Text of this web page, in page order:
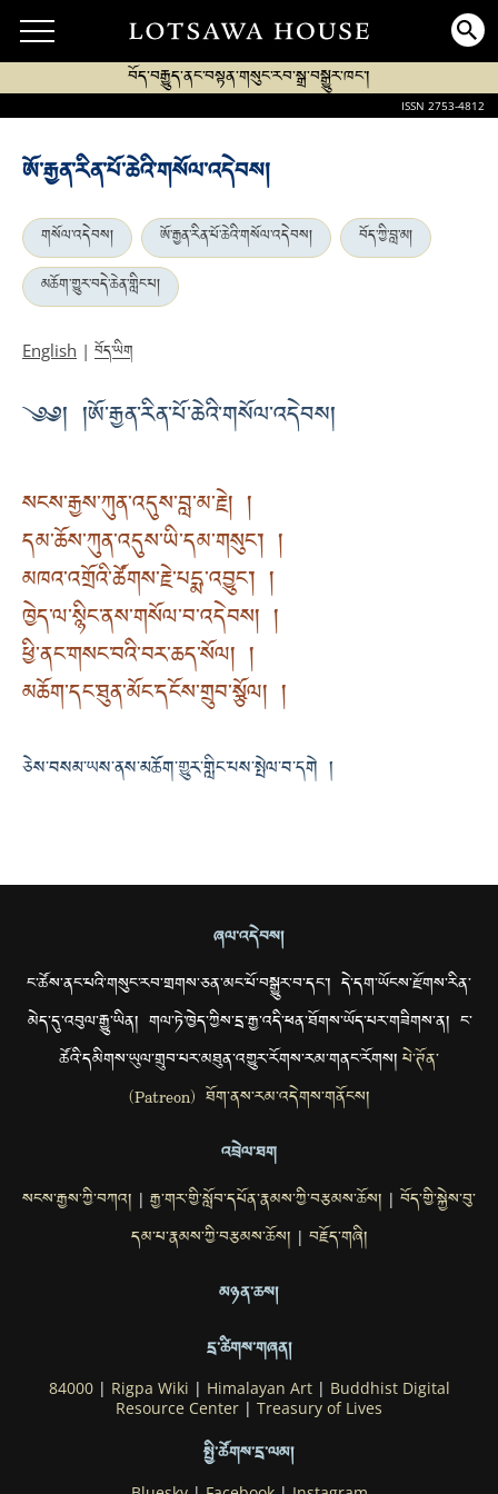
བོད་བརྒྱུད་ནང་བསྟན་གསུང་རབ་སྒྲ་བསྒྱུར་ཁང་།
ISSN 2753-4812
ཨོ་རྒྱན་རིན་པོ་ཆེའི་གསོལ་འདེབས།
གསོལ་འདེབས། ཨོ་རྒྱན་རིན་པོ་ཆེའི་གསོལ་འདེབས།
བོད་ཀྱི་བླ་མ།
མཆོག་གྱུར་བདེ་ཆེན་གླིང་པ།
English | བོད་ཡིག
༄༅། །ཨོ་རྒྱན་རིན་པོ་ཆེའི་གསོལ་འདེབས།
སངས་རྒྱས་ཀུན་འདུས་བླ་མ་རྗེ། །
དམ་ཆོས་ཀུན་འདུས་ཡི་དམ་གསུང་། །
མཁའ་འགྲོའི་ཚོགས་རྗེ་པདྨ་འབྱུང་། །
ཁྱེད་ལ་སྙིང་ནས་གསོལ་བ་འདེབས། །
ཕྱི་ནང་གསང་བའི་བར་ཆད་སོལ། །
མཆོག་དང་ཐུན་མོང་དངོས་གྲུབ་སྩོལ། །
ཅེས་བསམ་ཡས་ནས་མཆོག་གྱུར་གླིང་པས་སྤེལ་བ་དགེ །
ཞལ་འདེབས།
ང་ཚོས་ནང་པའི་གསུང་རབ་གྲགས་ཅན་མང་པོ་བསྒྱུར་བ་དང་། དེ་དག་ཡོངས་རྫོགས་རིན་
མེད་དུ་འབུལ་རྒྱུ་ཡིན། གལ་ཏེ་ཁྱེད་ཀྱིས་དྲ་རྒྱ་འདི་ཕན་ཐོགས་ཡོད་པར་གཟིགས་ན། ང་
ཚོའི་དམིགས་ཡུལ་གྲུབ་པར་མཐུན་འགྱུར་རོགས་རམ་གནང་རོགས།པེ་ཊོན་
(Patreon) ཐོག་ནས་རམ་འདེགས་གནོངས།
འབྲེལ་ཐག
སངས་རྒྱས་ཀྱི་བཀའ། | རྒྱ་གར་གྱི་སློབ་དཔོན་རྣམས་ཀྱི་བརྩམས་ཆོས། | བོད་གྱི་སྐྱེས་བུ་
དམ་པ་རྣམས་ཀྱི་བརྩམས་ཆོས། | བརྗོད་གཞི།
མཉན་ཆས།
དྲ་ཚིགས་གཞན།
84000| Rigpa Wiki | Himalayan Art| Buddhist Digital
Resource Center | Treasury of Lives
སྤྱི་ཚོགས་དྲ་ལམ།